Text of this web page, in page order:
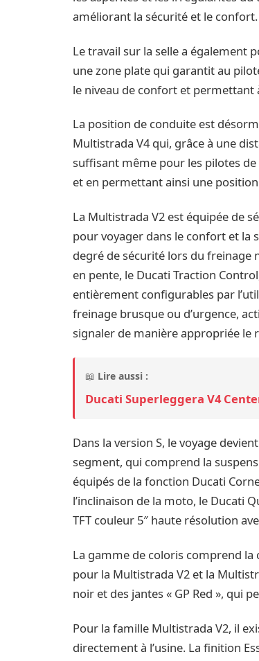
améliorant la sécurité et le confort.
Le travail sur la selle a également
une zone plate qui garantit au
le niveau de confort et
La position de conduite est
Multistrada V4 qui, grâce à une
suffisant même pour les pilotes
et en permettant ainsi une
La Multistrada V2 est équipée de
pour voyager dans le confort et la
degré de sécurité lors du freinage
en pente, le Ducati Traction
entièrement configurables par
freinage brusque ou d’urgence,
signaler de manière appropriée le
📖 Lire aussi :
Ducati Superleggera V4
Dans la version S, le voyage
segment, qui comprend la
équipés de la fonction Ducati
l’inclinaison de la moto, le Ducati
TFT couleur 5″ haute résolution
La gamme de coloris comprend la
pour la Multistrada V2 et la
noir et des jantes « GP Red », qui
Pour la famille Multistrada V2, il
directement à l’usine. La finition